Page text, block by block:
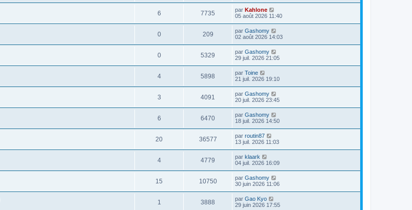
6 7735 par Kahlone
05 août 2026 11:40
0 209 par Gashomy
02 août 2026 14:03
0 5329 par Gashomy
29 juil. 2026 21:05
4 5898 par Toine
21 juil. 2026 19:10
3 4091 par Gashomy
20 juil. 2026 23:45
6 6470 par Gashomy
18 juil. 2026 14:50
20 36577 par routin87
13 juil. 2026 11:03
4 4779 par klaark
04 juil. 2026 16:09
15 10750 par Gashomy
30 juin 2026 11:06
1 3888 par Gao Kyo
29 juin 2026 17:55